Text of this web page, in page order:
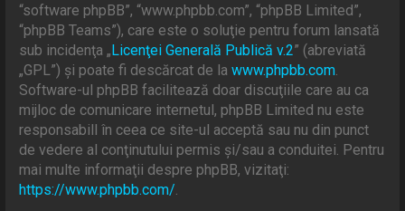
“software phpBB”, “www.phpbb.com”, “phpBB Limited”,
“phpBB Teams”), care este o soluţie pentru forum lansată
sub incidenţa „Licenţei Generală Publică v.2” (abreviată
„GPL”) şi poate fi descărcat de lawww.phpbb.com
Software-ul phpBB facilitează doar discuţiile care au ca
mijloc de comunicare internetul, phpBB Limited nu este
responsabill în ceea ce site-ul acceptă sau nu din punct
de vedere al conţinutului permis şi/sau a conduitei. Pentru
mai multe informaţii despre phpBB, vizitaţi:
https://www.phpbb.com/